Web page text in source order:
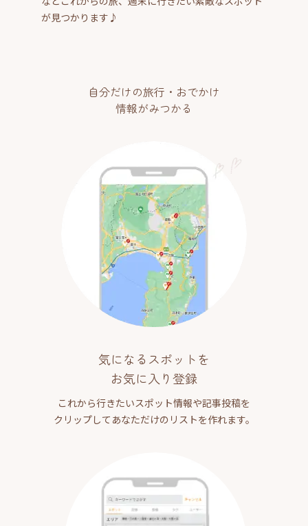
が見つかります♪
自分だけの旅行・おでかけ
情報がみつかる
気になるスポットを
お気に入り登録
これから行きたいスポット情報や記事投稿を
クリップしてあなただけのリストを作れます。